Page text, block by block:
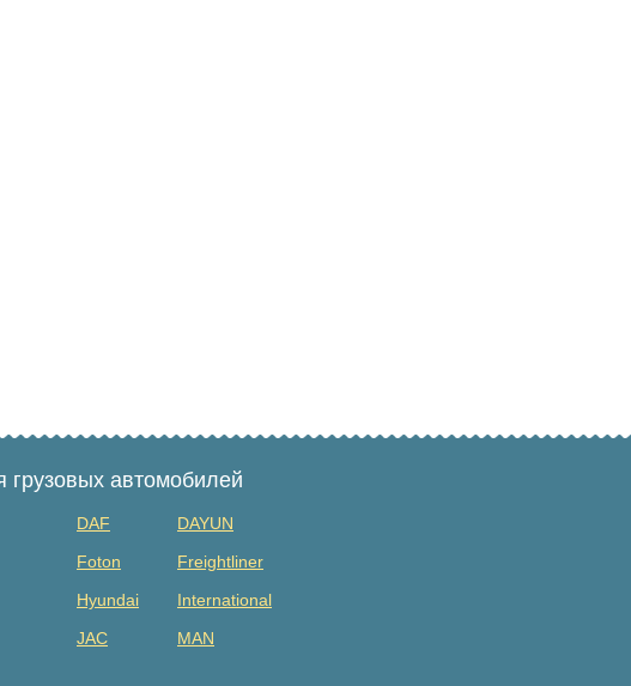
грузовых автомобилей
DAF
DAYUN
Foton
Freightliner
Hyundai
International
JAC
MAN